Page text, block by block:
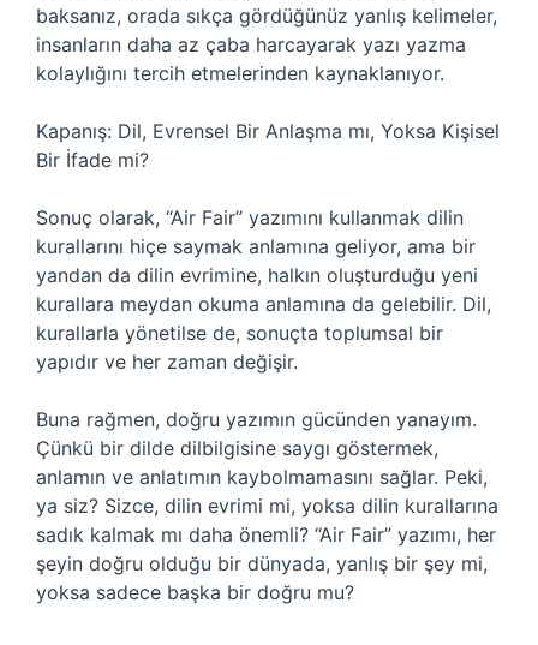
baksanız, orada sıkça gördüğünüz yanlış kelimeler,
insanların daha az çaba harcayarak yazı yazma
kolaylığını tercih etmelerinden kaynaklanıyor.
Kapanış: Dil, Evrensel Bir Anlaşma mı, Yoksa Kişisel
Bir İfade mi?
Sonuç olarak, “Air Fair” yazımını kullanmak dilin
kurallarını hiçe saymak anlamına geliyor, ama bir
yandan da dilin evrimine, halkın oluşturduğu yeni
kurallara meydan okuma anlamına da gelebilir. Dil,
kurallarla yönetilse de, sonuçta toplumsal bir
yapıdır ve her zaman değişir.
Buna rağmen, doğru yazımın gücünden yanayım.
Çünkü bir dilde dilbilgisine saygı göstermek,
anlamın ve anlatımın kaybolmamasını sağlar. Peki,
ya siz? Sizce, dilin evrimi mi, yoksa dilin kurallarına
sadık kalmak mı daha önemli? “Air Fair” yazımı, her
şeyin doğru olduğu bir dünyada, yanlış bir şey mi,
yoksa sadece başka bir doğru mu?